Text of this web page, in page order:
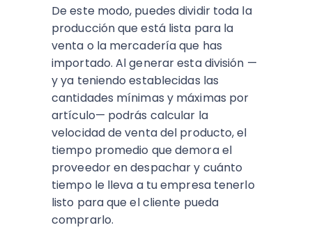
De este modo, puedes dividir toda la
producción que está lista para la
venta o la mercadería que has
importado. Al generar esta división —
y ya teniendo establecidas las
cantidades mínimas y máximas por
artículo— podrás calcular la
velocidad de venta del producto, el
tiempo promedio que demora el
proveedor en despachar y cuánto
tiempo le lleva a tu empresa tenerlo
listo para que el cliente pueda
comprarlo.